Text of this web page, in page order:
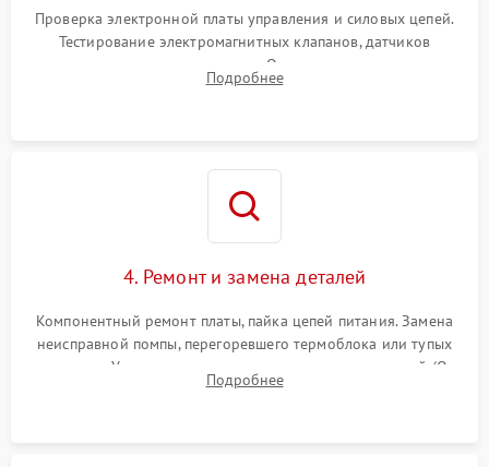
Проверка электронной платы управления и силовых цепей.
Тестирование электромагнитных клапанов, датчиков
температуры и расходомера. Оценка степени износа
жерновов кофемолки, уплотнительных колец гидросистемы
Подробнее
4. Ремонт и замена деталей
Компонентный ремонт платы, пайка цепей питания. Замена
неисправной помпы, перегоревшего термоблока или тупых
жерновов. Установка новых силиконовых уплотнителей (O-
ring) и тефлоновых трубок для надежного устранения
Подробнее